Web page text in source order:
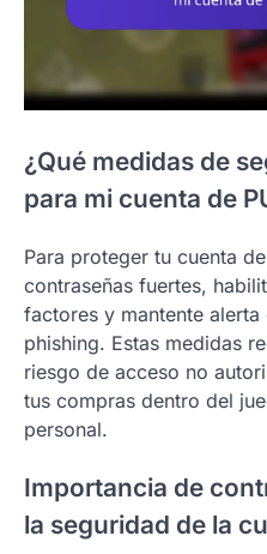
¿Qué medidas de
para mi cuenta de
Para proteger tu cuenta
contraseñas fuertes,
factores y mantente
phishing. Estas medidas
riesgo de acceso no
tus compras dentro del
personal.
Importancia de
la seguridad de la